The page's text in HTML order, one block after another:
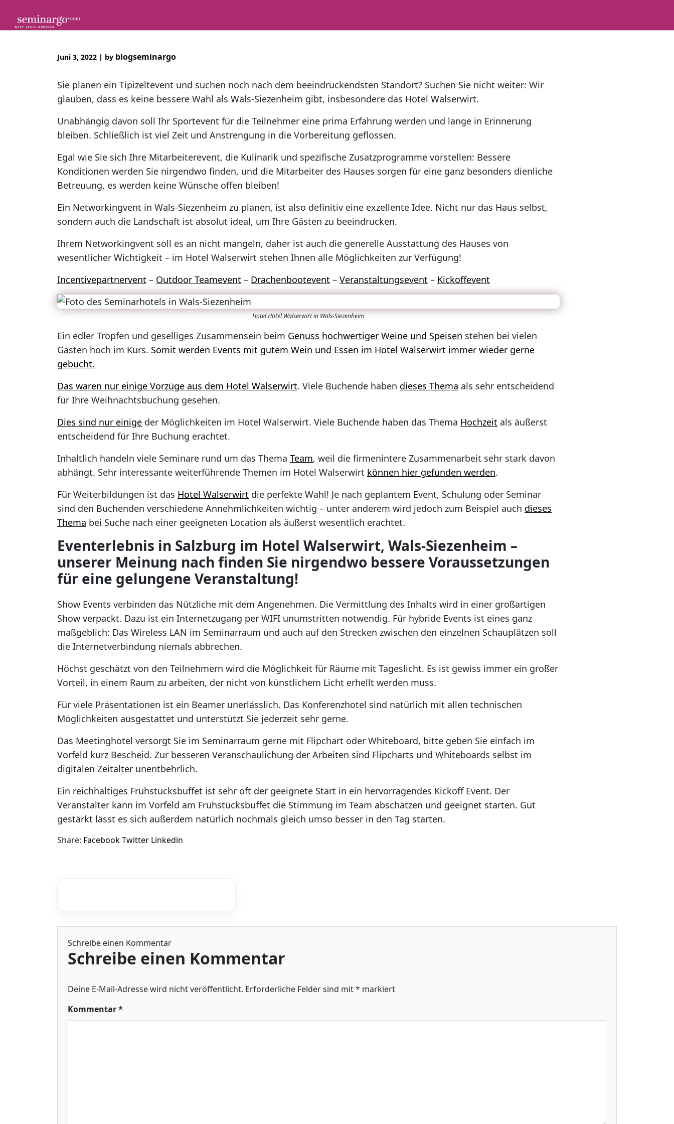
content
Juni 3, 2022 | by blogseminargo
Sie planen ein Tipizeltevent und suchen noch nach dem beeindruckendsten Standort? Suchen Sie nicht weiter: Wir
glauben, dass es keine bessere Wahl als Wals-Siezenheim gibt, insbesondere das Hotel Walserwirt.
Unabhängig davon soll Ihr Sportevent für die Teilnehmer eine prima Erfahrung werden und lange in Erinnerung
bleiben. Schließlich ist viel Zeit und Anstrengung in die Vorbereitung geflossen.
Egal wie Sie sich Ihre Mitarbeiterevent, die Kulinarik und spezifische Zusatzprogramme vorstellen: Bessere
Konditionen werden Sie nirgendwo finden, und die Mitarbeiter des Hauses sorgen für eine ganz besonders dienliche
Betreuung, es werden keine Wünsche offen bleiben!
Ein Networkingvent in Wals-Siezenheim zu planen, ist also definitiv eine exzellente Idee. Nicht nur das Haus selbst,
sondern auch die Landschaft ist absolut ideal, um Ihre Gästen zu beeindrucken.
Ihrem Networkingvent soll es an nicht mangeln, daher ist auch die generelle Ausstattung des Hauses von
wesentlicher Wichtigkeit – im Hotel Walserwirt stehen Ihnen alle Möglichkeiten zur Verfügung!
Incentivepartnervent – Outdoor Teamevent – Drachenbootevent – Veranstaltungsevent – Kickoffevent
Hotel Hotel Walserwirt in Wals-Siezenheim
Ein edler Tropfen und geselliges Zusammensein beim Genuss hochwertiger Weine und Speisen stehen bei vielen
Gästen hoch im Kurs. Somit werden Events mit gutem Wein und Essen im Hotel Walserwirt immer wieder gerne
gebucht.
Das waren nur einige Vorzüge aus dem Hotel Walserwirt. Viele Buchende haben dieses Thema als sehr entscheidend
für Ihre Weihnachtsbuchung gesehen.
Dies sind nur einige der Möglichkeiten im Hotel Walserwirt. Viele Buchende haben das Thema Hochzeit als äußerst
entscheidend für Ihre Buchung erachtet.
Inhaltlich handeln viele Seminare rund um das Thema Team, weil die firmenintere Zusammenarbeit sehr stark davon
abhängt. Sehr interessante weiterführende Themen im Hotel Walserwirt können hier gefunden werden.
Für Weiterbildungen ist das Hotel Walserwirt die perfekte Wahl! Je nach geplantem Event, Schulung oder Seminar
sind den Buchenden verschiedene Annehmlichkeiten wichtig – unter anderem wird jedoch zum Beispiel auch dieses
Thema bei Suche nach einer geeigneten Location als äußerst wesentlich erachtet.
Eventerlebnis in Salzburg im Hotel Walserwirt, Wals-Siezenheim –
unserer Meinung nach finden Sie nirgendwo bessere Voraussetzungen
für eine gelungene Veranstaltung!
Show Events verbinden das Nützliche mit dem Angenehmen. Die Vermittlung des Inhalts wird in einer großartigen
Show verpackt. Dazu ist ein Internetzugang per WIFI unumstritten notwendig. Für hybride Events ist eines ganz
maßgeblich: Das Wireless LAN im Seminarraum und auch auf den Strecken zwischen den einzelnen Schauplätzen soll
die Internetverbindung niemals abbrechen.
Höchst geschätzt von den Teilnehmern wird die Möglichkeit für Räume mit Tageslicht. Es ist gewiss immer ein großer
Vorteil, in einem Raum zu arbeiten, der nicht von künstlichem Licht erhellt werden muss.
Für viele Präsentationen ist ein Beamer unerlässlich. Das Konferenzhotel sind natürlich mit allen technischen
Möglichkeiten ausgestattet und unterstützt Sie jederzeit sehr gerne.
Das Meetinghotel versorgt Sie im Seminarraum gerne mit Flipchart oder Whiteboard, bitte geben Sie einfach im
Vorfeld kurz Bescheid. Zur besseren Veranschaulichung der Arbeiten sind Flipcharts und Whiteboards selbst im
digitalen Zeitalter unentbehrlich.
Ein reichhaltiges Frühstücksbuffet ist sehr oft der geeignete Start in ein hervorragendes Kickoff Event. Der
Veranstalter kann im Vorfeld am Frühstücksbuffet die Stimmung im Team abschätzen und geeignet starten. Gut
gestärkt lässt es sich außerdem natürlich nochmals gleich umso besser in den Tag starten.
Share: FacebookTwitter Linkedin
Schreibe einen Kommentar
Schreibe einen Kommentar
Deine E-Mail-Adresse wird nicht veröffentlicht. Erforderliche Felder sind mit* markiert
Kommentar*